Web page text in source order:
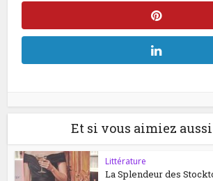
Et si vous aimiez
Littérature
La Splendeur des